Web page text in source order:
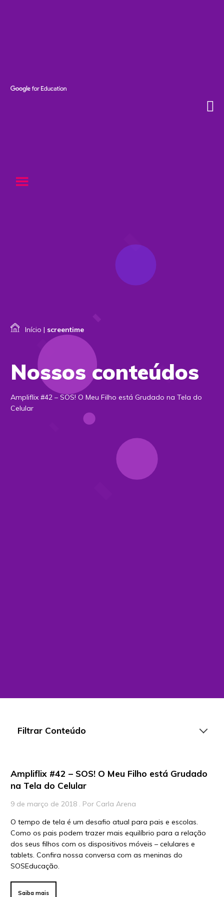
Início | screentime
Nossos conteúdos
Ampliflix #42 – SOS! O Meu Filho está Grudado na Tela do
Celular
Filtrar Conteúdo
Artigos
Para Educadores
Para Instituições
Para Líderes
Ampliflix #42 – SOS! O Meu Filho está Grudado
na Tela do Celular
9 de março de 2018 . Por Carla Arena
O tempo de tela é um desafio atual para pais e escolas.
Como os pais podem trazer mais equilíbrio para a relação
dos seus filhos com os dispositivos móveis – celulares e
tablets. Confira nossa conversa com as meninas do
SOSEducação.
Saiba mais